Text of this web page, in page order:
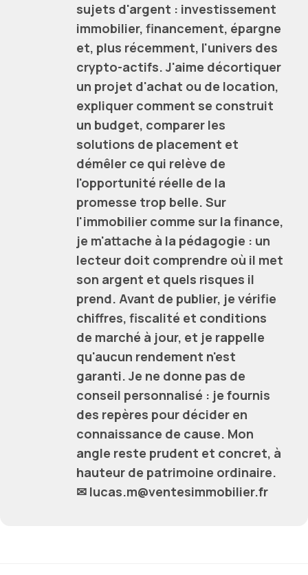
sujets d'argent : investissement
immobilier, financement, épargne
et, plus récemment, l'univers des
crypto-actifs. J'aime décortiquer
un projet d'achat ou de location,
expliquer comment se construit
un budget, comparer les
solutions de placement et
démêler ce qui relève de
l'opportunité réelle de la
promesse trop belle. Sur
l'immobilier comme sur la finance,
je m'attache à la pédagogie : un
lecteur doit comprendre où il met
son argent et quels risques il
prend. Avant de publier, je vérifie
chiffres, fiscalité et conditions
de marché à jour, et je rappelle
qu'aucun rendement n'est
garanti. Je ne donne pas de
conseil personnalisé : je fournis
des repères pour décider en
connaissance de cause. Mon
angle reste prudent et concret, à
hauteur de patrimoine ordinaire.
✉ lucas.m@ventesimmobilier.fr